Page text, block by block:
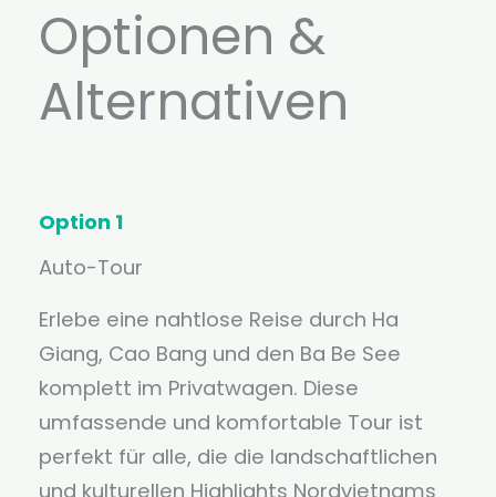
Optionen &
Alternativen
Option 1
Auto-Tour
Erlebe eine nahtlose Reise durch Ha
Giang, Cao Bang und den Ba Be See
komplett im Privatwagen. Diese
umfassende und komfortable Tour ist
perfekt für alle, die die landschaftlichen
und kulturellen Highlights Nordvietnams